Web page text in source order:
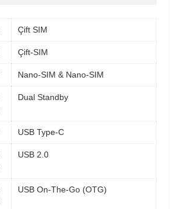
Çift SIM
Çift-SIM
Nano-SIM & Nano-SIM
Dual Standby
USB Type-C
USB 2.0
USB On-The-Go (OTG)